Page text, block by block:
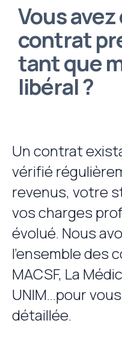
Vous
contrat
tant que
libéral ?
Un contrat
vérifié
revenus, votre
vos charges
évolué. Nous
l’ensemble des
MACSF, La
UNIM…pour
détaillée.